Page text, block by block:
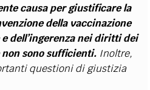
causa per giustificare la
della vaccinazione
dell’ingerenza nei diritti dei
sono sufficienti. Inoltre,
questioni di giustizia